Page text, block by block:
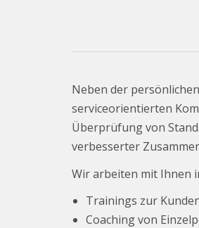
Neben der
serviceorientierten
Überprüfung von
verbesserter
Wir arbeiten mit Ihnen
Trainings zur
Coaching von